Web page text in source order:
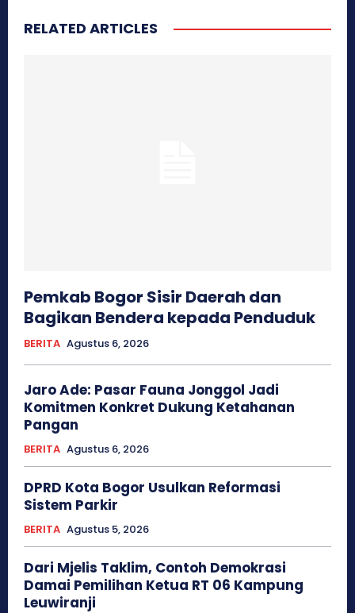
RELATED ARTICLES
Pemkab Bogor Sisir Daerah dan
Bagikan Bendera kepada Penduduk
BERITA Agustus 6, 2026
Jaro Ade: Pasar Fauna Jonggol Jadi
Komitmen Konkret Dukung Ketahanan
Pangan
BERITA Agustus 6, 2026
DPRD Kota Bogor Usulkan Reformasi
Sistem Parkir
BERITA Agustus 5, 2026
Dari Mjelis Taklim, Contoh Demokrasi
Damai Pemilihan Ketua RT 06 Kampung
Leuwiranji